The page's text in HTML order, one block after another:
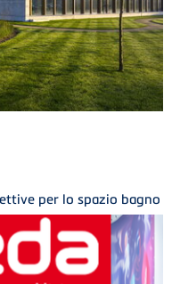
per lo spazio bagno